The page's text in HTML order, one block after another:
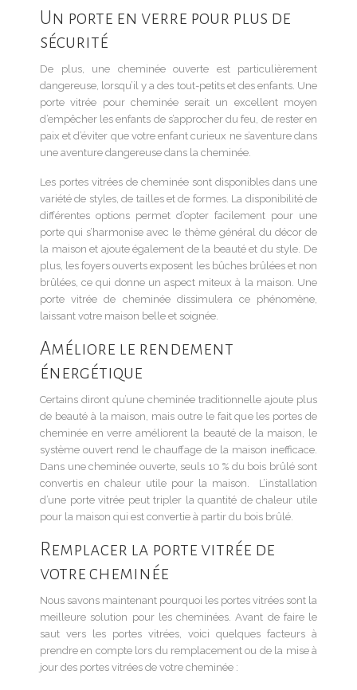
Un porte en verre pour plus de
sécurité
De plus, une cheminée ouverte est particulièrement
dangereuse, lorsqu’il y a des tout-petits et des enfants. Une
porte vitrée pour cheminée serait un excellent moyen
d’empêcher les enfants de s’approcher du feu, de rester en
paix et d’éviter que votre enfant curieux ne s’aventure dans
une aventure dangereuse dans la cheminée.
Les portes vitrées de cheminée sont disponibles dans une
variété de styles, de tailles et de formes. La disponibilité de
différentes options permet d’opter facilement pour une
porte qui s’harmonise avec le thème général du décor de
la maison et ajoute également de la beauté et du style. De
plus, les foyers ouverts exposent les bûches brûlées et non
brûlées, ce qui donne un aspect miteux à la maison. Une
porte vitrée de cheminée dissimulera ce phénomène,
laissant votre maison belle et soignée.
Améliore le rendement
énergétique
Certains diront qu’une cheminée traditionnelle ajoute plus
de beauté à la maison, mais outre le fait que les portes de
cheminée en verre améliorent la beauté de la maison, le
système ouvert rend le chauffage de la maison inefficace.
Dans une cheminée ouverte, seuls 10 % du bois brûlé sont
convertis en chaleur utile pour la maison. L’installation
d’une porte vitrée peut tripler la quantité de chaleur utile
pour la maison qui est convertie à partir du bois brûlé.
Remplacer la porte vitrée de
votre cheminée
Nous savons maintenant pourquoi les portes vitrées sont la
meilleure solution pour les cheminées. Avant de faire le
saut vers les portes vitrées, voici quelques facteurs à
prendre en compte lors du remplacement ou de la mise à
jour des portes vitrées de votre cheminée :